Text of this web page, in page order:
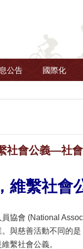
公告 國際化
社會公義—社
維繫社會
協會 (National
與慈善活動不同的
繫社會公義。